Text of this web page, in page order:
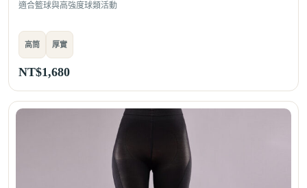
適合籃球與高強度球類活動
高筒 厚實
NT$1,680